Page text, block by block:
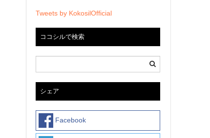
Tweets by KokosilOfficial
ココシルで検索
シェア
Facebook